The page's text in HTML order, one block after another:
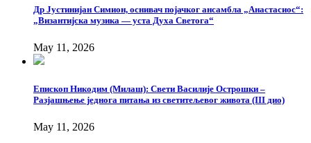
Др Јустинијан Симион, оснивач појачког ансамбла „Анастасиос“:
„Византијска музика — уста Духа Светога“
May 11, 2026
Епископ Никодим (Милаш): Свети Василије Острошки –
Разјашњење једнога питања из светитељевог живота (III дио)
May 11, 2026